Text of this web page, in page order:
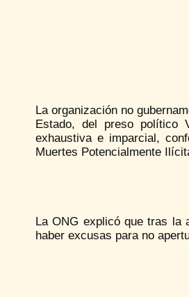
La organización no
Estado, del preso político
exhaustiva e imparcial,
Muertes Potencialmente
La ONG explicó que tras la
haber excusas para no